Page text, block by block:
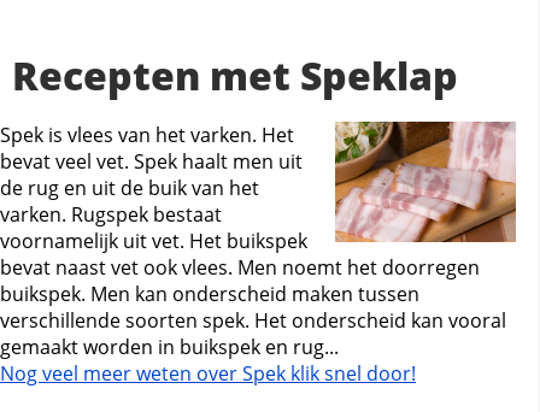
Recepten met Speklap
Spek is vlees van het varken. Het
bevat veel vet. Spek haalt men uit
de rug en uit de buik van het
varken. Rugspek bestaat
voornamelijk uit vet. Het buikspek
bevat naast vet ook vlees. Men noemt het doorregen
buikspek. Men kan onderscheid maken tussen
verschillende soorten spek. Het onderscheid kan vooral
gemaakt worden in buikspek en rug...
Nog veel meer weten over Spek klik snel door!